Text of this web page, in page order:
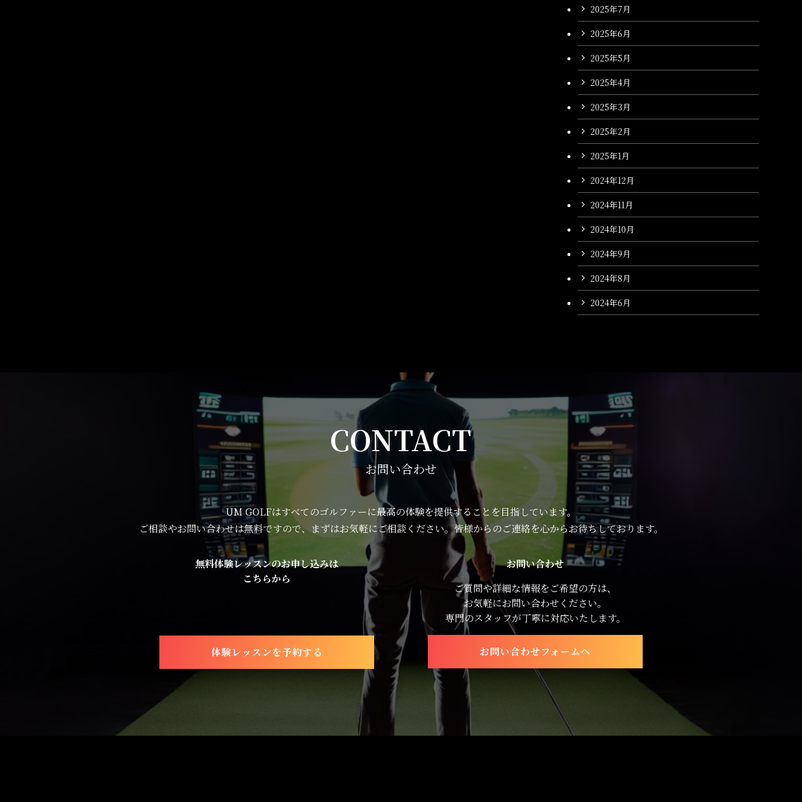
2025年7月
2025年6月
2025年5月
2025年4月
2025年3月
2025年2月
2025年1月
2024年12月
2024年11月
2024年10月
2024年9月
2024年8月
2024年6月
CONTACT
お問い合わせ
UM GOLFはすべてのゴルファーに最高の体験を提供することを目指しています。
ご相談やお問い合わせは無料ですので、まずはお気軽にご相談ください。皆様からのご連絡を心からお待ちしております。
無料体験レッスンのお申し込みは
こちらから
体験レッスンを予約する
お問い合わせ
ご質問や詳細な情報をご希望の方は、
お気軽にお問い合わせください。
専門のスタッフが丁寧に対応いたします。
お問い合わせフォームへ